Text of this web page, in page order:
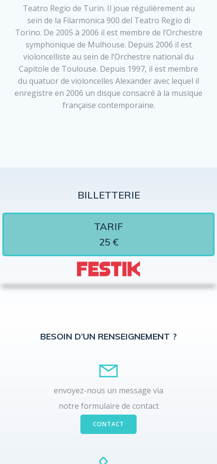
Teatro Regio de Turin. Il joue régulièrement au
sein de la Filarmonica 900 del Teatro Regio di
Torino. De 2005 à 2006 il est membre de l’Orchestre
symphonique de Mulhouse. Depuis 2006 il est
violoncelliste au sein de l’Orchestre national du
Capitole de Toulouse. Depuis 1997, il est membre
du quatuor de violoncelles Alexander avec lequel il
enregistre en 2006 un disque consacré à la musique
française contemporaine.
BILLETTERIE
TARIF
25 €
BESOIN D’UN RENSEIGNEMENT ?
envoyez-nous un message via
notre formulaire de contact
CONTACT